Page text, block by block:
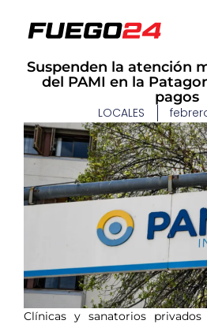
Suspenden la atención
del PAMI en la
pagos
LOCALES
Clínicas y sanatorios